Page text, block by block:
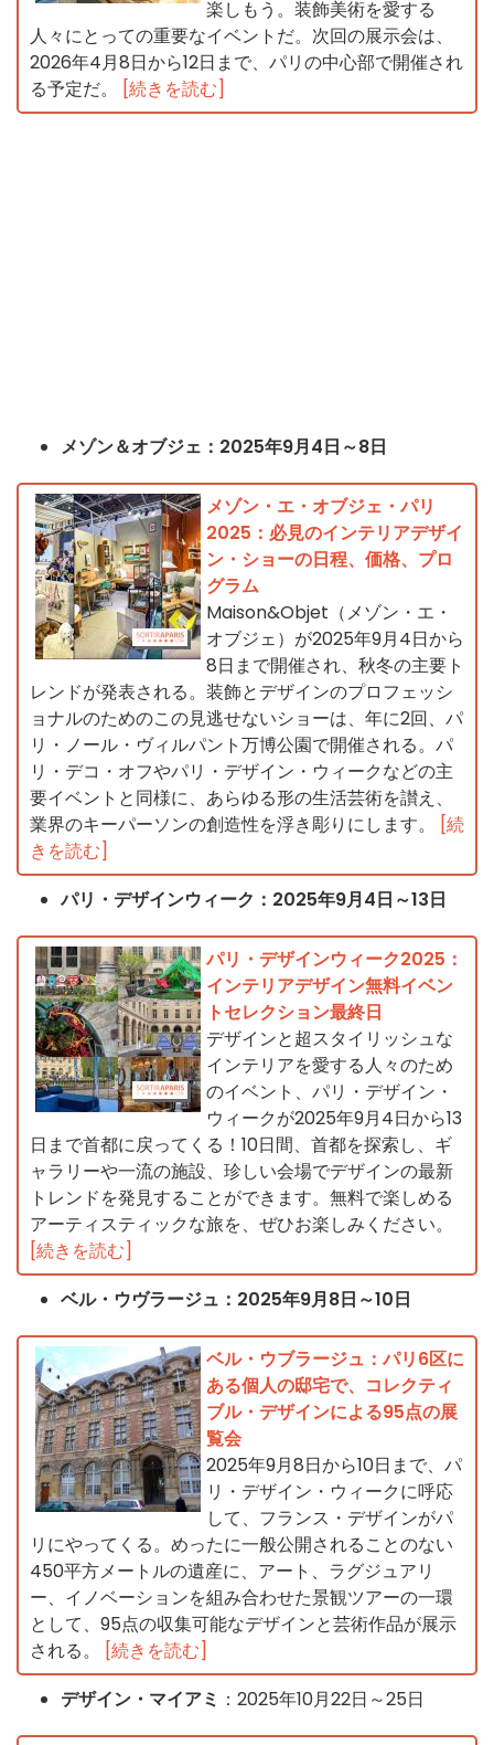
楽しもう。装飾美術を愛する
人々にとっての重要なイベントだ。次回の展示会は、
2026年4月8日から12日まで、パリの中心部で開催され
る予定だ。
[続きを読む]
メゾン＆オブジェ：2025年9月4日～8日
メゾン・エ・オブジェ・パリ
2025：必見のインテリアデザイ
ン・ショーの日程、価格、プロ
グラム
Maison&Objet（メゾン・エ・
オブジェ）が2025年9月4日から
8日まで開催され、秋冬の主要ト
レンドが発表される。装飾とデザインのプロフェッシ
ョナルのためのこの見逃せないショーは、年に2回、パ
リ・ノール・ヴィルパント万博公園で開催される。パ
リ・デコ・オフやパリ・デザイン・ウィークなどの主
要イベントと同様に、あらゆる形の生活芸術を讃え、
業界のキーパーソンの創造性を浮き彫りにします。
[続
きを読む]
パリ・デザインウィーク：2025年9月4日～13日
パリ・デザインウィーク2025：
インテリアデザイン無料イベン
トセレクション最終日
デザインと超スタイリッシュな
インテリアを愛する人々のため
のイベント、パリ・デザイン・
ウィークが2025年9月4日から13
日まで首都に戻ってくる！10日間、首都を探索し、ギ
ャラリーや一流の施設、珍しい会場でデザインの最新
トレンドを発見することができます。無料で楽しめる
アーティスティックな旅を、ぜひお楽しみください。
[続きを読む]
ベル・ウヴラージュ：2025年9月8日～10日
ベル・ウブラージュ：パリ6区に
ある個人の邸宅で、コレクティ
ブル・デザインによる95点の展
覧会
2025年9月8日から10日まで、パ
リ・デザイン・ウィークに呼応
して、フランス・デザインがパ
リにやってくる。めったに一般公開されることのない
450平方メートルの遺産に、アート、ラグジュアリ
ー、イノベーションを組み合わせた景観ツアーの一環
として、95点の収集可能なデザインと芸術作品が展示
される。
[続きを読む]
デザイン・マイアミ ：2025年10月22日～25日